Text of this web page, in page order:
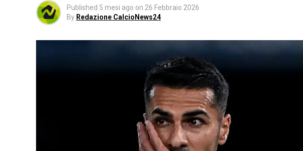
Published 5 mesi ago on 26 Febbraio 2026
By Redazione CalcioNews24